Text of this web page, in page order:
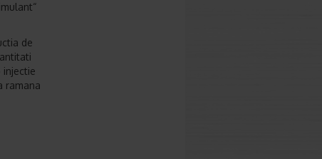
de
injectie
ramana